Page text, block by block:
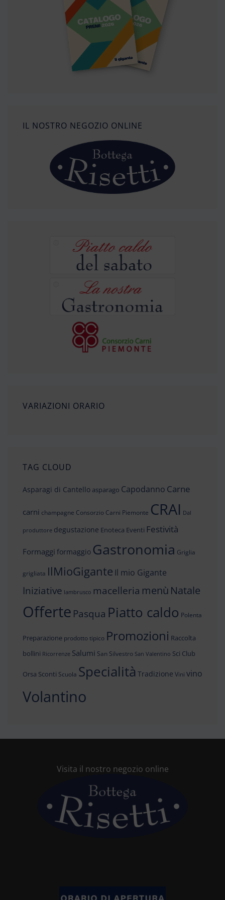
IL NOSTRO NEGOZIO ONLINE
VARIAZIONI ORARIO
TAG CLOUD
Asparagi di Cantello asparago Capodanno Carne
carni champagne Consorzio Carni Piemonte CRAI Dal
produttore degustazione Enoteca Eventi Festività
Formaggi formaggio Gastronomia Griglia
grigliata IlMioGigante Il mio Gigante
Iniziative lambrusco macelleria menù Natale
Offerte Pasqua Piatto caldo Polenta
Preparazione prodotto tipico Promozioni Raccolta
bollini Ricorrenze Salumi San Silvestro San Valentino Sci Club
Orsa Sconti Scuola Specialità Tradizione Vini vino
Volantino
Visita il nostro negozio online